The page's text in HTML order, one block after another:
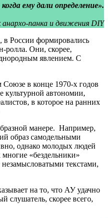
ему дали определение».
панка и движения DIY
в России формировались
ролла. Они, скорее,
явлением. С
Союзе в конце 1970-х годов
культурной автономии,
в которое на ранних
манере. Например,
образ самодельными
однако молодых людей
«бездельники»
текстами,
на то, что АУ удачно
слушатель, скорее всего,